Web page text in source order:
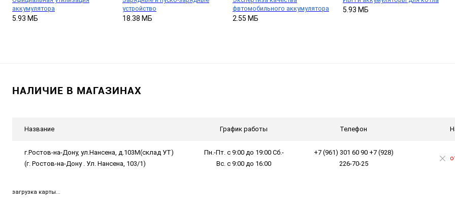
аккумулятора
5.93 МБ
устройство
18.38 МБ
фвтомобильного аккумулятора
2.55 МБ
5.93 МБ
НАЛИЧИЕ В МАГАЗИНАХ
Название График работы Телефон
г.Ростов-на-Дону, ул.Нансена, д.103М(склад УТ)
(г. Ростов-на-Дону . Ул. Нансена, 103/1)
Пн.-Пт. с 9:00 до 19:00 Сб.-
Вс. с 9:00 до 16:00
+7 (961) 301 60 90 +7 (928)
226-70-25
загрузка карты...